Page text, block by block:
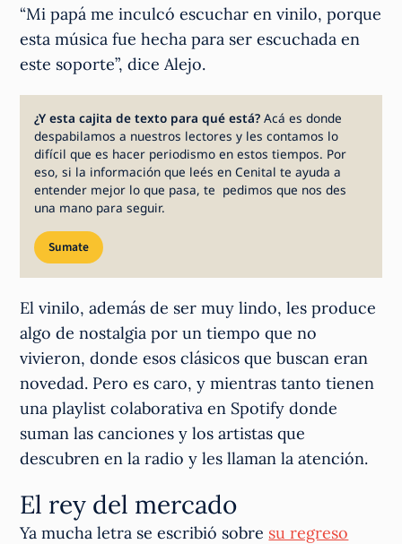
“Mi papá me inculcó escuchar en vinilo, porque
esta música fue hecha para ser escuchada en
este soporte”, dice Alejo.
¿Y esta cajita de texto para qué está?Acá es donde
despabilamos a nuestros lectores y les contamos lo
difícil que es hacer periodismo en estos tiempos. Por
eso, si la información que leés en Cenital te ayuda a
entender mejor lo que pasa, te pedimos que nos des
una mano para seguir.
Sumate
El vinilo, además de ser muy lindo, les produce
algo de nostalgia por un tiempo que no
vivieron, donde esos clásicos que buscan eran
novedad. Pero es caro, y mientras tanto tienen
una playlist colaborativa en Spotify donde
suman las canciones y los artistas que
descubren en la radio y les llaman la atención.
El rey del mercado
Ya mucha letra se escribió sobre su regreso